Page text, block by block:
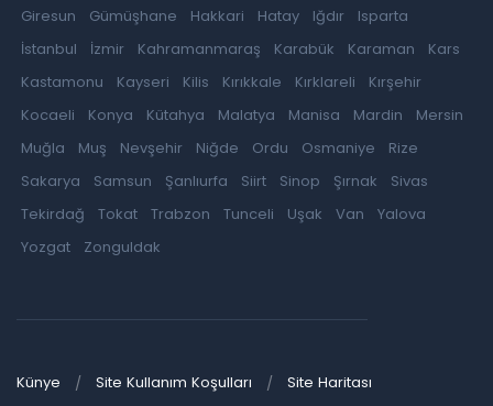
Giresun
Gümüşhane Hakkari Hatay Iğdır
Isparta
İstanbul
İzmir Kahramanmaraş Karabük Karaman
Kars
Kastamonu
Kayseri Kilis Kırıkkale Kırklareli
Kırşehir
Kocaeli
Konya Kütahya Malatya Manisa Mardin
Mersin
Muğla
Muş Nevşehir Niğde Ordu Osmaniye
Rize
Sakarya
Samsun Şanlıurfa Siirt Sinop Şırnak
Sivas
Tekirdağ
Tokat Trabzon Tunceli Uşak Van
Yalova
Yozgat
Zonguldak
Künye Site Kullanım Koşulları Site Haritası